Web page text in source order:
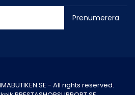
Prenumerera
- All rights reserved.